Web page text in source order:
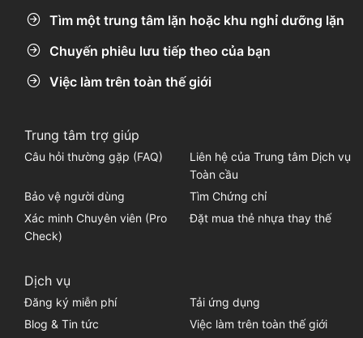
Tìm một trung tâm lặn hoặc khu nghỉ dưỡng lặn
Chuyến phiêu lưu tiếp theo của bạn
Việc làm trên toàn thế giới
Trung tâm trợ giúp
Câu hỏi thường gặp (FAQ)
Liên hệ của Trung tâm Dịch vụ
Toàn cầu
Bảo vệ người dùng
Tìm Chứng chỉ
Xác minh Chuyên viên (Pro
Check)
Đặt mua thẻ nhựa thay thế
Dịch vụ
Đăng ký miễn phí
Tải ứng dụng
Blog & Tin tức
Việc làm trên toàn thế giới